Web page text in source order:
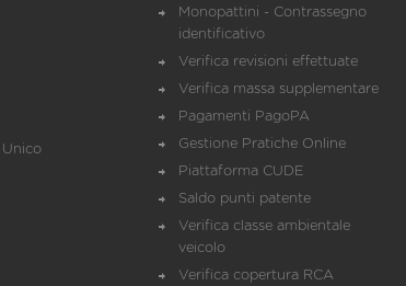
Monopattini - Contrassegno
identificativo
Verifica revisioni effettuate
Verifica massa supplementare
Pagamenti PagoPA
Gestione Pratiche Online
Piattaforma CUDE
Saldo punti patente
Verifica classe ambientale
veicolo
Verifica copertura RCA